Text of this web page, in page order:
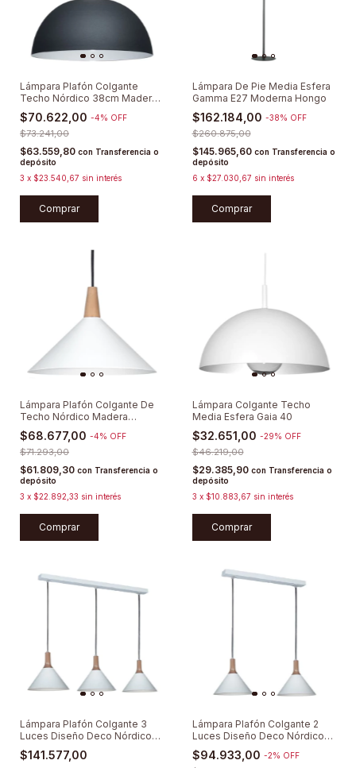
Lámpara Plafón Colgante
Techo Nórdico 38cm Madera
Moderna
$70.622,00 -4% OFF
$73.241,00
$63.559,80 con Transferencia o
depósito
3 x $23.540,67 sin interés
Comprar
Lámpara De Pie Media Esfera
Gamma E27 Moderna Hongo
$162.184,00 -38% OFF
$260.875,00
$145.965,60 con Transferencia o
depósito
6 x $27.030,67 sin interés
Comprar
Lámpara Plafón Colgante De
Techo Nórdico Madera
Moderna
$68.677,00 -4% OFF
$71.293,00
$61.809,30 con Transferencia o
depósito
3 x $22.892,33 sin interés
Comprar
Lámpara Colgante Techo
Media Esfera Gaia 40
$32.651,00 -29% OFF
$46.219,00
$29.385,90 con Transferencia o
depósito
3 x $10.883,67 sin interés
Comprar
Lámpara Plafón Colgante 3
Luces Diseño Deco Nórdico
Moderno
$141.577,00
Lámpara Plafón Colgante 2
Luces Diseño Deco Nórdico
Moderno
$94.933,00 -2% OFF